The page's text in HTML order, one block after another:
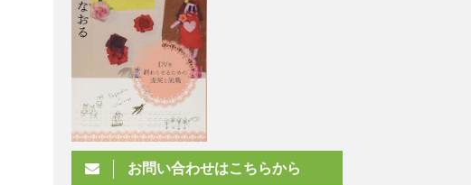
お問い合わせはこちらから